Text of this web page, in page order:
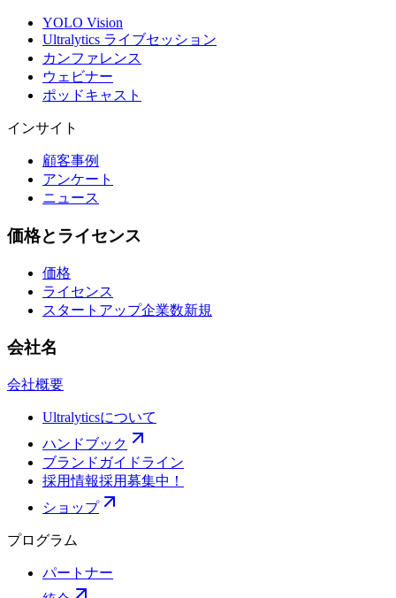
YOLO Vision
Ultralytics ライブセッション
カンファレンス
ウェビナー
ポッドキャスト
インサイト
顧客事例
アンケート
ニュース
価格とライセンス
価格
ライセンス
スタートアップ企業数新規
会社名
会社概要
Ultralyticsについて
ハンドブック
ブランドガイドライン
採用情報採用募集中！
ショップ
プログラム
パートナー